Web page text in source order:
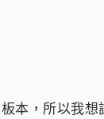
日文）
日文）
本，所以我